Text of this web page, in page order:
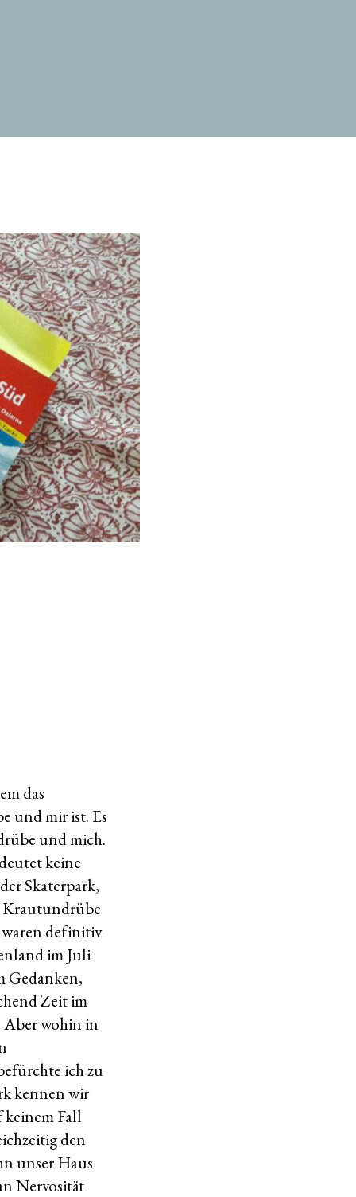
das
und mir ist. Es
und mich.
keine
Skaterpark,
Krautundrübe
waren definitiv
im Juli
Gedanken,
Zeit im
Aber wohin in
ich zu
kennen wir
Fall
den
unser Haus
Nervosität